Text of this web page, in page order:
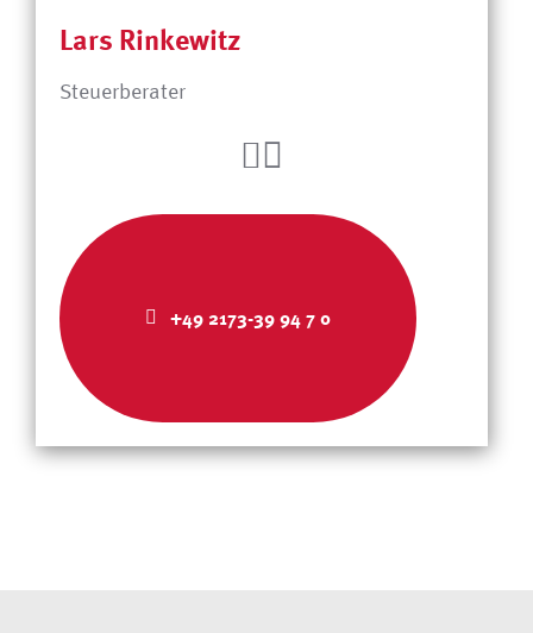
Lars Rinkewitz
Steuerberater
+49 2173-39 94 7 0